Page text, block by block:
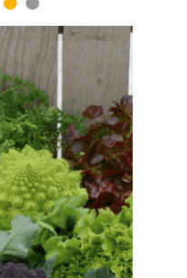
4 5